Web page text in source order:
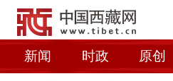
新闻 时政 原创